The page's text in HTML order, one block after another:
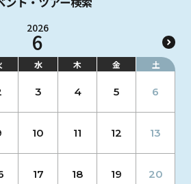
2026
6
水 木 金 土
3 4 5 6
10 11 12 13
17 18 19 20